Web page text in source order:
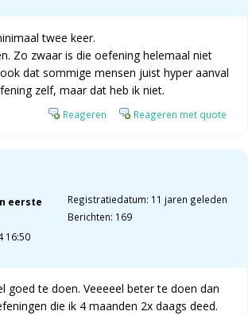
twee keer.
Zo zwaar is die oefening helemaal niet
dat sommige mensen juist hyper aanval
zelf, maar dat heb ik niet.
Reageren Reageren met quote
eerste
16:50
Registratiedatum: 11 jaren geleden
Berichten: 169
goed te doen. Veeeeel beter te doen dan
die ik 4 maanden 2x daags deed.